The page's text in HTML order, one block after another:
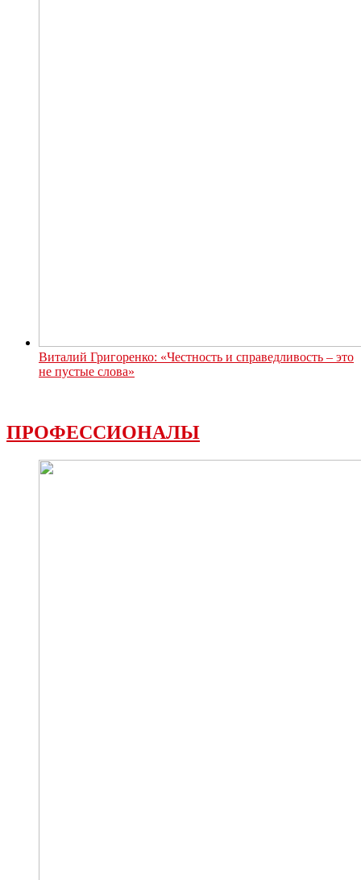
Виталий Григоренко: «Честность и справедливость – это
не пустые слова»
ПРОФЕССИОНАЛЫ